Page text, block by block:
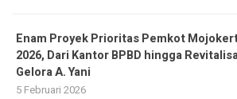
Enam Proyek Prioritas Pemkot
2026, Dari Kantor BPBD hingga
Gelora A. Yani
5 Februari 2026